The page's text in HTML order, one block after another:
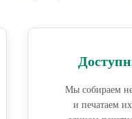
Мы собираем
и печатаем